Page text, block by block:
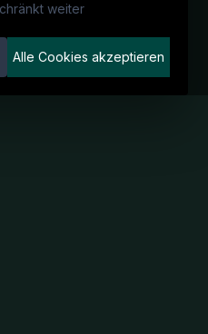
weiter
Alle Cookies akzeptieren